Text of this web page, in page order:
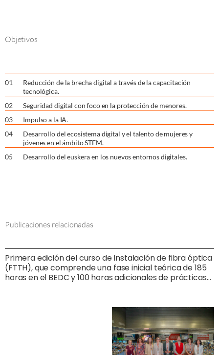
Objetivos
01
Reducción de la brecha digital a través de la capacitación
tecnológica.
02
Seguridad digital con foco en la protección de menores.
03
Impulso a la IA.
04
Desarrollo del ecosistema digital y el talento de mujeres y
jóvenes en el ámbito STEM.
05 Desarrollo del euskera en los nuevos entornos digitales.
Publicaciones relacionadas
Primera edición del curso de Instalación de fibra óptica
(FTTH), que comprende una fase inicial teórica de 185
horas en el BEDC y 100 horas adicionales de prácticas